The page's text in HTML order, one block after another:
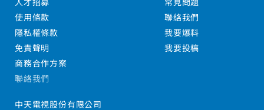
人才招募
使用條款
隱私權條款
免責聲明
商務合作方案
常見問題
聯絡我們
我要爆料
我要投稿
聯絡我們
中天電視股份有限公司